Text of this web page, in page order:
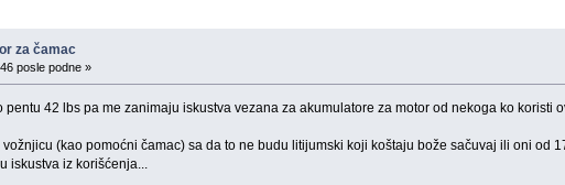
za čamac
posle podne »
42 lbs pa me zanimaju iskustva vezana za akumulatore za motor od nekoga ko koristi
(kao pomoćni čamac) sa da to ne budu litijumski koji koštaju bože sačuvaj ili oni od
iskustva iz korišćenja...